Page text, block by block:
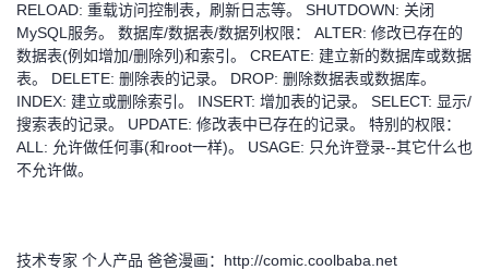
RELOAD: 重载访问控制表，刷新日志等。 SHUTDOWN: 关闭
MySQL服务。 数据库/数据表/数据列权限： ALTER: 修改已存在的
数据表(例如增加/删除列)和索引。 CREATE: 建立新的数据库或数据
表。 DELETE: 删除表的记录。 DROP: 删除数据表或数据库。
INDEX: 建立或删除索引。 INSERT: 增加表的记录。 SELECT: 显示/
搜索表的记录。 UPDATE: 修改表中已存在的记录。 特别的权限：
ALL: 允许做任何事(和root一样)。 USAGE: 只允许登录--其它什么也
不允许做。
技术专家 个人产品 爸爸漫画：http://comic.coolbaba.net